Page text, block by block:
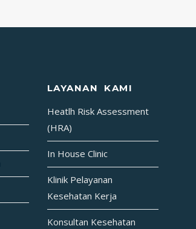
(FRAKTUR)
LAYANAN KAMI
Heatlh Risk Assessment
(HRA)
In House Clinic
Klinik Pelayanan
Kesehatan Kerja
Konsultan Kesehatan